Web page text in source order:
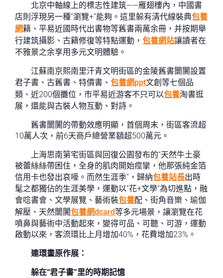
北京中軸線上的標志性建筑——雁翅樓內，中國書
店則浮現另一種“瀏覽+”能夠。這里躲有清代線裝典包養
網籍、平易近國時代出書物等舊書兩萬余冊，并按期舉
行建筑攝影、古籍修復等特點運動， 包養網站讓讀者在
不雅景之余享用多元文明體驗。
江蘇南京熙南里汗青文明街區的金陵舊書闤闠設置
君子書、古舊書、特價書、 包養網ppt文創等七個品
類、近200個攤位，市平易近游客不只可以包養淘書逛
展，還能與古裝人物互動、對詩。
舊書闤闠的帶動效應明顯，首個周末，街區客流超
10萬人次，前6天商戶總營業額超500萬元。
上海思南第宅街區與回復公園發布的“天然牛土豪
被蕾絲絲帶困住，全身的肌肉開始痙攣，他那張純金箔
信用卡也發出哀嚎。而然生涯季”，歸納包養站長出時
髦之都獨佔的生涯美學，運動以“花+文學”為切進點，融
會唸書會、文學展覽、藝術裝包養配、街角音樂、瑜伽
解壓、天然闤闠包養網dcard等多元場景，讓瀏覽在花
噴鼻與藝術中活動起來，變得可品、可聽、可游，運動
啟動以來，客流環比上月增加40%，花費增加23%。
連環畫原作展：
躲在“君子書”里的時期記憶